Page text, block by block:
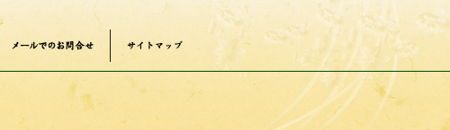
メールでのお問い合わ
サイトマップ